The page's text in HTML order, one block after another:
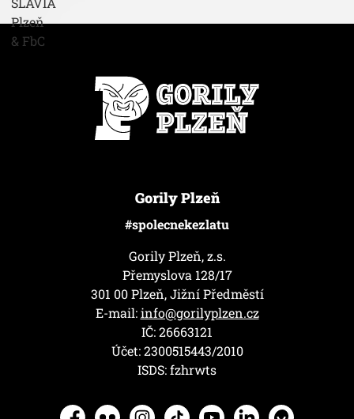
Gorily Plzeň
#spolecnekezlatu
Gorily Plzeň, z.s.
Přemyslova 128/17
301 00 Plzeň, Jižní Předměstí
E-mail:info@gorilyplzen.cz
IČ: 26663121
Účet: 2300515443/2010
ISDS: fzhrwts